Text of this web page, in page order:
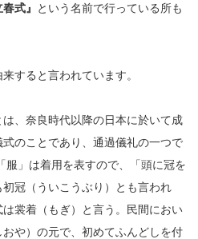
式』
という名前で行っている所も
来すると言われています。
は、奈良時代以降の日本に於いて成
のことであり、通過儀礼の一つで
服」は着用を表すので、「頭に冠を
冠（ういこうぶり）とも言われ
裳着（もぎ）と言う。民間におい
や）の元で、初めてふんどしを付